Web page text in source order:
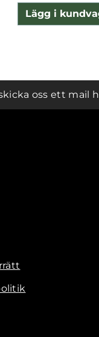
Lägg i
oss ett mail